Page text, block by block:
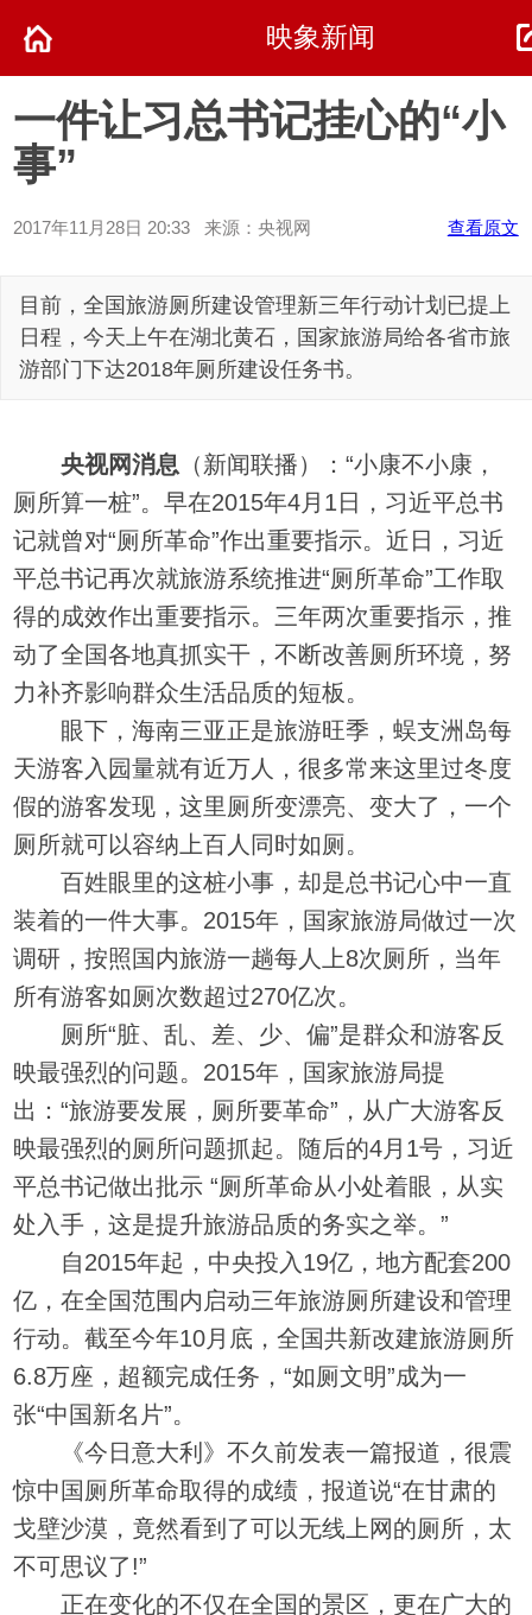
映象新闻
一件让习总书记挂心的“小
事”
2017年11月28日 20:33 来源：央视网 查看原文
目前，全国旅游厕所建设管理新三年行动计划已提上
日程，今天上午在湖北黄石，国家旅游局给各省市旅
游部门下达2018年厕所建设任务书。
央视网消息 （新闻联播）：“小康不小康，
厕所算一桩”。早在2015年4月1日，习近平总书
记就曾对“厕所革命”作出重要指示。近日，习近
平总书记再次就旅游系统推进“厕所革命”工作取
得的成效作出重要指示。三年两次重要指示，推
动了全国各地真抓实干，不断改善厕所环境，努
力补齐影响群众生活品质的短板。
眼下，海南三亚正是旅游旺季，蜈支洲岛每
天游客入园量就有近万人，很多常来这里过冬度
假的游客发现，这里厕所变漂亮、变大了，一个
厕所就可以容纳上百人同时如厕。
百姓眼里的这桩小事，却是总书记心中一直
装着的一件大事。2015年，国家旅游局做过一次
调研，按照国内旅游一趟每人上8次厕所，当年
所有游客如厕次数超过270亿次。
厕所“脏、乱、差、少、偏”是群众和游客反
映最强烈的问题。2015年，国家旅游局提
出：“旅游要发展，厕所要革命”，从广大游客反
映最强烈的厕所问题抓起。随后的4月1号，习近
平总书记做出批示 “厕所革命从小处着眼，从实
处入手，这是提升旅游品质的务实之举。”
自2015年起，中央投入19亿，地方配套200
亿，在全国范围内启动三年旅游厕所建设和管理
行动。截至今年10月底，全国共新改建旅游厕所
6.8万座，超额完成任务，“如厕文明”成为一
张“中国新名片”。
《今日意大利》不久前发表一篇报道，很震
惊中国厕所革命取得的成绩，报道说“在甘肃的
戈壁沙漠，竟然看到了可以无线上网的厕所，太
不可思议了!”
正在变化的不仅在全国的景区，更在广大的